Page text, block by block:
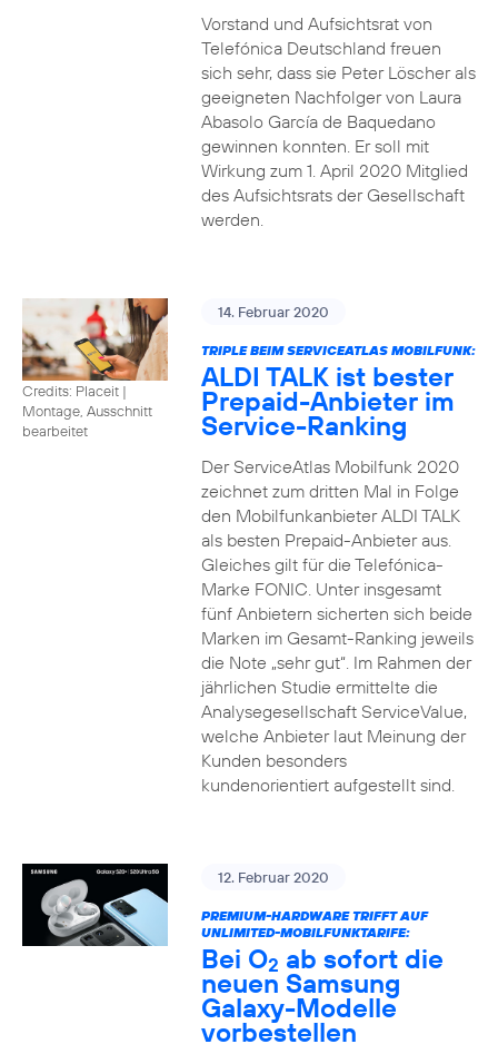
Vorstand und Aufsichtsrat von
Telefónica Deutschland freuen
sich sehr, dass sie Peter Löscher als
geeigneten Nachfolger von Laura
Abasolo García de Baquedano
gewinnen konnten. Er soll mit
Wirkung zum 1. April 2020 Mitglied
des Aufsichtsrats der Gesellschaft
werden.
Credits: Placeit |
Montage, Ausschnitt
bearbeitet
14. Februar 2020
TRIPLE BEIM SERVICEATLAS MOBILFUNK:
ALDI TALK ist bester
Prepaid-Anbieter im
Service-Ranking
Der ServiceAtlas Mobilfunk 2020
zeichnet zum dritten Mal in Folge
den Mobilfunkanbieter ALDI TALK
als besten Prepaid-Anbieter aus.
Gleiches gilt für die Telefónica-
Marke FONIC. Unter insgesamt
fünf Anbietern sicherten sich beide
Marken im Gesamt-Ranking jeweils
die Note „sehr gut“. Im Rahmen der
jährlichen Studie ermittelte die
Analysegesellschaft ServiceValue,
welche Anbieter laut Meinung der
Kunden besonders
kundenorientiert aufgestellt sind.
12. Februar 2020
PREMIUM-HARDWARE TRIFFT AUF
UNLIMITED-MOBILFUNKTARIFE:
Bei O2 ab sofort die
neuen Samsung
Galaxy-Modelle
vorbestellen